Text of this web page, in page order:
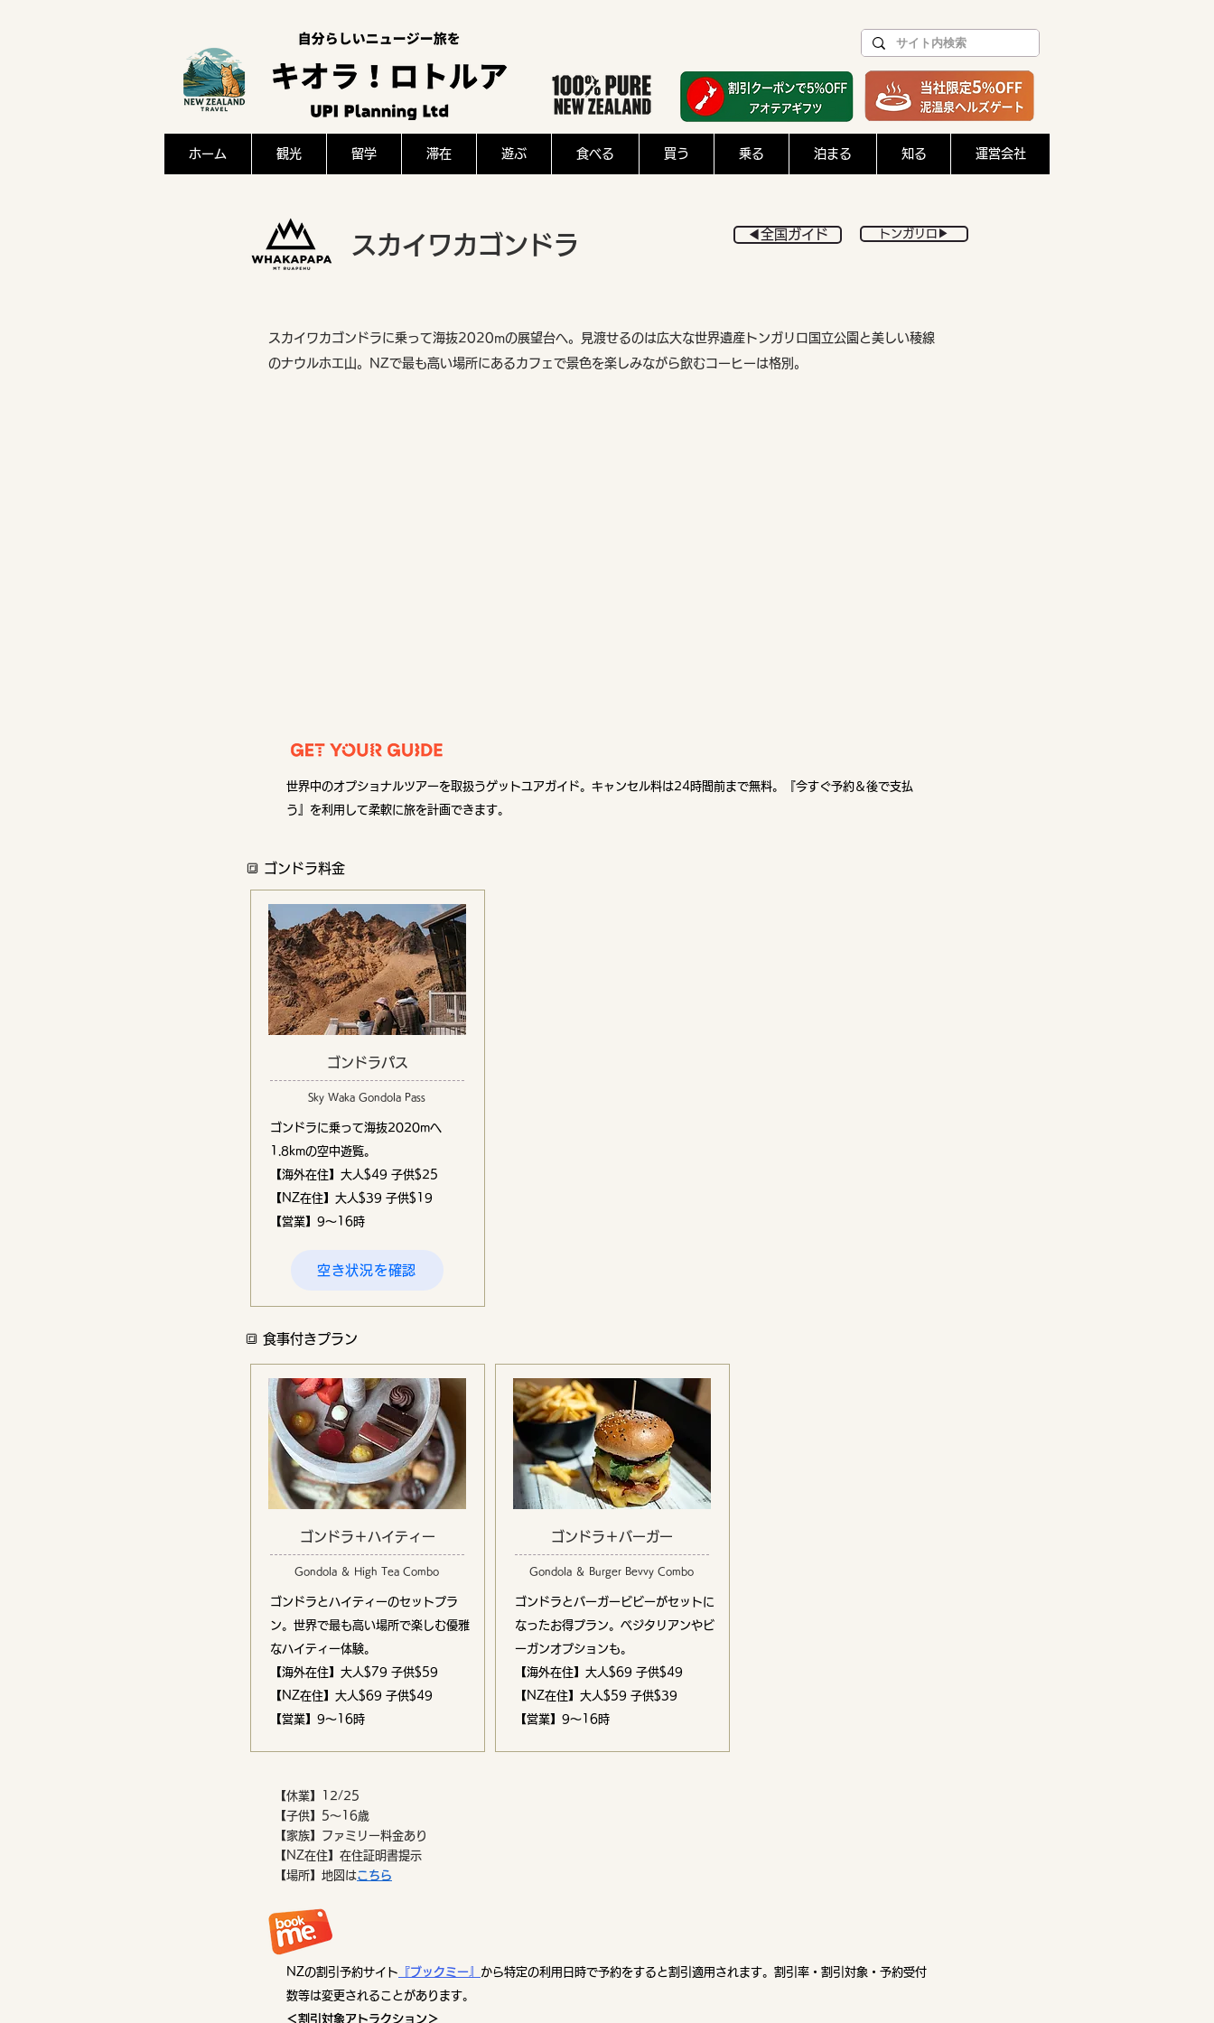
ホーム 観光 留学 滞在 遊ぶ 食べる 買う 乗る 泊まる 知る 運営会社
​スカイワカゴンドラ ◀︎全国ガイド トンガリロ▶︎
スカイワカゴンドラに乗って海抜2020mの展望台へ。見渡せるのは広大な世界遺産トンガリロ国立公園と美しい稜線
のナウルホエ山。NZで最も高い場所にあるカフェで景色を楽しみながら飲むコーヒーは格別。
世界中のオプショナルツアーを取扱うゲットユアガイド。キャンセル料は24時間前まで無料。『今すぐ予約＆後で支払
う』を利用して柔軟に旅を計画できます。
🔳 ゴンドラ料金
Sky Waka Gondola Pass
ゴンドラに乗って海抜2020mへ
1.8kmの空中遊覧。
【海外在住】大人$49 子供$25
【NZ在住】大人$39 子供$19
【営業】9〜16時
ゴンドラパス
空き状況を確認
🔳 食事付きプラン
Gondola ＆ High Tea Combo
ゴンドラとハイティーのセットプラ
ン。世界で最も高い場所で楽しむ優雅
なハイティー体験。
【海外在住】大人$79 子供$59
【NZ在住】大人$69 子供$49
【営業】9〜16時
ゴンドラ＋ハイティー
Gondola ＆ Burger Bevvy Combo
ゴンドラとバーガービビーがセットに
なったお得プラン。ベジタリアンやビ
ーガンオプションも。
【海外在住】大人$69 子供$49
【NZ在住】大人$59 子供$39
【営業】9〜16時
ゴンドラ＋バーガー
【休業】12/25
【子供】5〜16歳
【家族】ファミリー料金あり
【NZ在住】在住証明書提示
【場所】地図はこちら​
NZの割引予約サイト 『ブックミー』 から特定の利用日時で予約をすると割引適用されます。割引率・割引対象・予約受付
数等は変更されることがあります。
＜割引対象アトラクション＞